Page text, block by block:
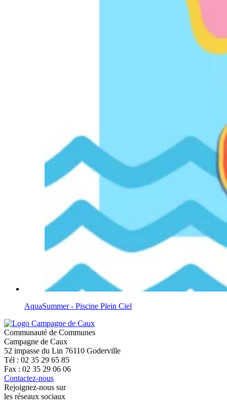
AquaSummer - Piscine Plein Ciel
Communauté de Communes
Campagne de Caux
52 impasse du Lin 76110 Goderville
Tél : 02 35 29 65 85
Fax : 02 35 29 06 06
Contactez-nous
Rejoignez-nous sur
les réseaux sociaux